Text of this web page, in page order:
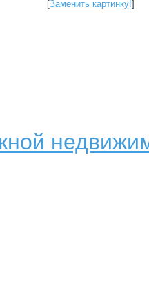
[Заменить картинку!]